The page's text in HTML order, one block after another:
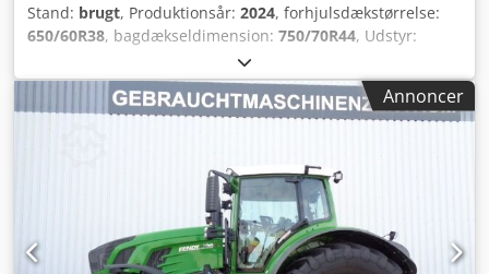
Stand: brugt, Produktionsår: 2024, forhjulsdækstørrelse:
650/60R38, bagdækseldimension: 750/70R44, Udstyr:
, Section Control Belastningsvægt baghjul
2x 650 kg, reversibel ventilator, køleboks / Infotainment-
pakke, Contour Assistant, sporstyring, basispakke RTK
Novatel TI / Headland agronomi basispakke, telemetri
Annoncer